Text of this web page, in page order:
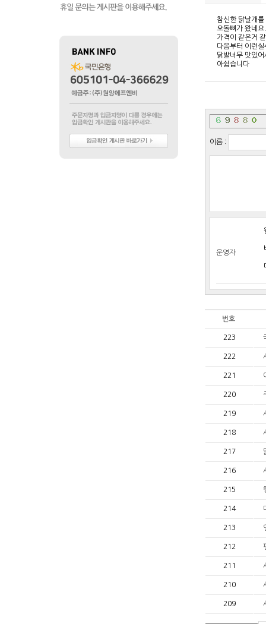
참신한 닭날개
오돌뼈가 왔네요.
가격이 같은거
다음부터 이런
닭발너무 맛있
아쉽습니다
이름 :
운영자
번호
223
222
221
220
219
218
217
216
215
214
213
212
211
210
209